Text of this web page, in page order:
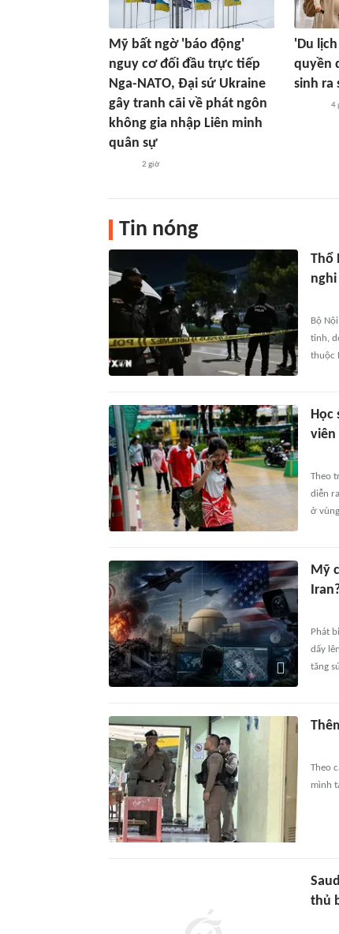
Mỹ bất ngờ 'báo động'
nguy cơ đối đầu trực tiếp
Nga-NATO, Đại sứ Ukraine
gây tranh cãi về phát ngôn
không gia nhập Liên minh
quân sự
2 giờ
'Du
quyền
sinh ra
4
Tin nóng
Thổ
Bộ
tỉnh,
thuộc
viên
Theo
diễn
ở
Mỹ
Phát
dấy
tăng
Theo
mình
thủ